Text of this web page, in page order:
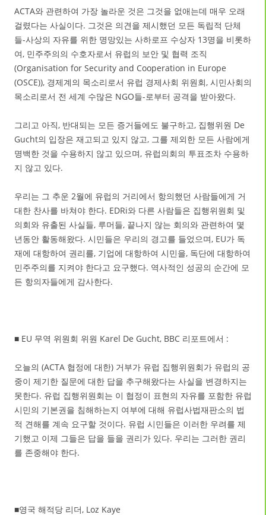
ACTA와 관련하여 가장 놀라운 것은 그것을 없애는데 매우 오래
걸렸다는 사실이다. 그것은 의견을 제시했던 모든 독립적 단체
들-사상의 자유를 위한 명망있는 사하로프 수상자 13명을 비롯하
여, 민주주의의 수호자로서 유럽의 보안 및 협력 조직
(Organisation for Security and Cooperation in Europe
(OSCE)), 경제계의 목소리로서 유럽 경제사회 위원회, 시민사회의
목소리로서 전 세계 수많은 NGO들-로부터 공격을 받아왔다.
그리고 아직, 반대되는 모든 증거들에도 불구하고, 집행위원 De
Gucht의 입장은 재고되고 있지 않고, 그를 제외한 모든 사람에게
명백한 것을 수용하지 않고 있으며, 유럽의회의 투표조차 수용하
지 않고 있다.
우리는 그 추운 2월에 유럽의 거리에서 항의했던 사람들에게 거
대한 찬사를 바쳐야 한다. EDRi와 다른 사람들은 집행위원회 및
의회와 유출된 사실들, 루머들, 끝나지 않는 회의와 관련하여 몇
년동안 활동해왔다. 시민들은 우리의 경고를 들었으며, EU가 독
재에 대항하여 권리를, 기업에 대항하여 시민을, 독단에 대항하여
민주주의를 지켜야 한다고 요구했다. 역사적인 성공의 순간에 모
든 항의자들에게 감사한다.
■ EU 무역 위원회 위원 Karel De Gucht, BBC 리포트에서 :
오늘의 (ACTA 협정에 대한) 거부가 유럽 집행위원회가 유럽의 공
중이 제기한 질문에 대한 답을 추구해왔다는 사실을 변경하지는
못한다. 유럽 집행위원회는 이 협정이 표현의 자유를 포함한 유럽
시민의 기본권을 침해하는지 여부에 대해 유럽사법재판소의 법
적 견해를 계속 요구할 것이다. 유럽 시민들은 이러한 우려를 제
기했고 이제 그들은 답을 들을 권리가 있다. 우리는 그러한 권리
를 존중해야 한다.
■영국 해적당 리더, Loz Kaye